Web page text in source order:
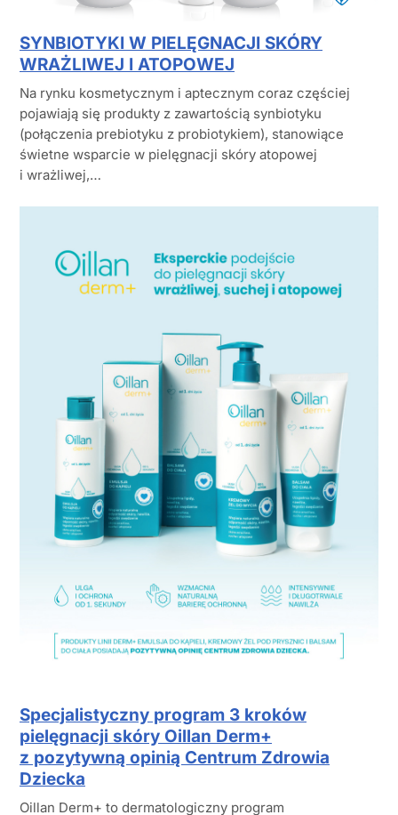
SYNBIOTYKI W PIELĘGNACJI SKÓRY
WRAŻLIWEJ I ATOPOWEJ
Na rynku kosmetycznym i aptecznym coraz częściej
pojawiają się produkty z zawartością synbiotyku
(połączenia prebiotyku z probiotykiem), stanowiące
świetne wsparcie w pielęgnacji skóry atopowej
i wrażliwej,…
Specjalistyczny program 3 kroków
pielęgnacji skóry Oillan Derm+
z pozytywną opinią Centrum Zdrowia
Dziecka
Oillan Derm+ to dermatologiczny program